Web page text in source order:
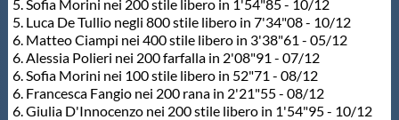
Intranet
Webmail
5. Sofia Morini nei 200 stile libero in 1'54"85 - 10/12
5. Luca De Tullio negli 800 stile libero in 7'34"08 - 10/12
6. Matteo Ciampi nei 400 stile libero in 3'38"61 - 05/12
6. Alessia Polieri nei 200 farfalla in 2'08"91 - 07/12
6. Sofia Morini nei 100 stile libero in 52"71 - 08/12
6. Francesca Fangio nei 200 rana in 2'21"55 - 08/12
6. Giulia D'Innocenzo nei 200 stile libero in 1'54"95 - 10/12